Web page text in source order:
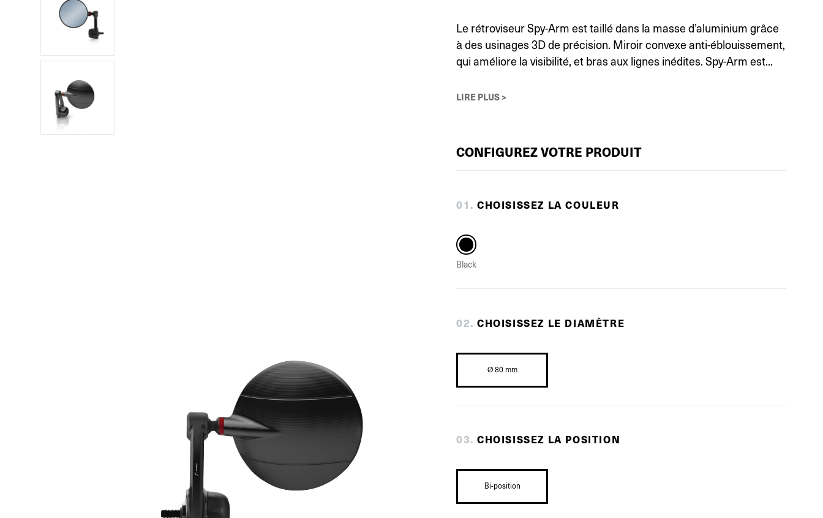
Le rétroviseur Spy-Arm est taillé dans la masse d’aluminium grâce
à des usinages 3D de précision. Miroir convexe anti-éblouissement,
qui améliore la visibilité, et bras aux lignes inédites. Spy-Arm est...
LIRE PLUS >
CONFIGUREZ VOTRE PRODUIT
01 . CHOISISSEZ LA COULEUR
Black
02. CHOISISSEZ LE DIAMÈTRE
Ø 80 mm
03. CHOISISSEZ LA POSITION
Bi-position